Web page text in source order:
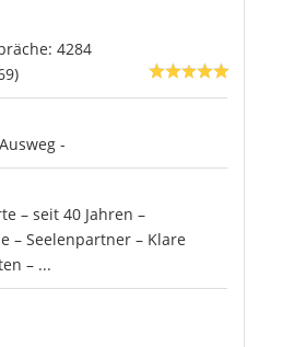
4284
-
– seit 40 Jahren –
– Seelenpartner – Klare
– ...